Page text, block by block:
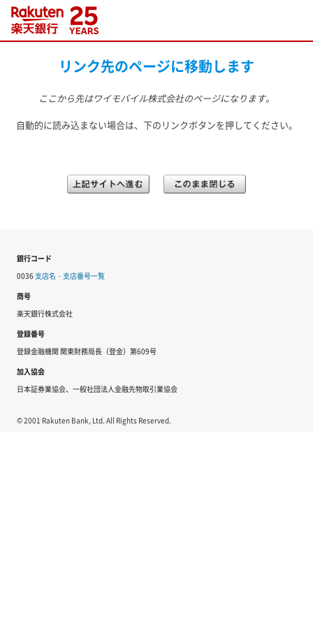
リンク先のページに移動します
ここから先はワイモバイル株式会社のページになります。
自動的に読み込まない場合は、下のリンクボタンを押してください。
銀行コード
0036 支店名・支店番号一覧
商号
楽天銀行株式会社
登録番号
登録金融機関 関東財務局長（登金）第609号
加入協会
日本証券業協会、一般社団法人金融先物取引業協会
© 2001 Rakuten Bank, Ltd. All Rights Reserved.